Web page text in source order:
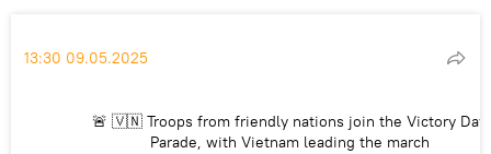
13:30 09.05.2025
🚨 🇻🇳 Troops from friendly nations join the Victory Day
Parade, with Vietnam leading the march